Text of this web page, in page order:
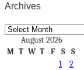
Archives
Archives
August 2026
M T W T F S
S
1
2